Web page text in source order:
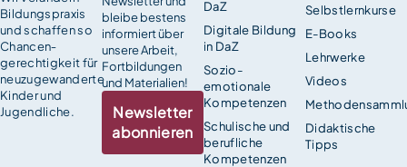
Bildungspraxis
und schaffen so
Chancen­
gerechtigkeit für
neuzugewanderte
Kinder und
Jugendliche.
DaZ
Digitale Bildung
in DaZ
Sozio-
emotionale
Kompetenzen
Schulische und
berufliche
Kompetenzen
Selbstlernkurse
E-Books
Lehrwerke
Videos
Didaktische
Tipps
bleibe bestens
informiert über
unsere Arbeit,
Fortbildungen
und Materialien!
Newsletter
abonnieren